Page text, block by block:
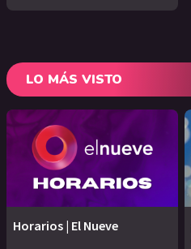
LO MÁS VISTO
Horarios | El Nueve